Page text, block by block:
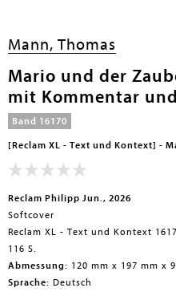
Mann, Thomas
Mario und der
mit Kommentar
Band 16170
[Reclam XL - Text und Kontext] -
Reclam Philipp Jun., 2026
Softcover
Reclam XL - Text und Kontext
116 S.
Abmessung: 120 mm x 197 mm x
Sprache: Deutsch